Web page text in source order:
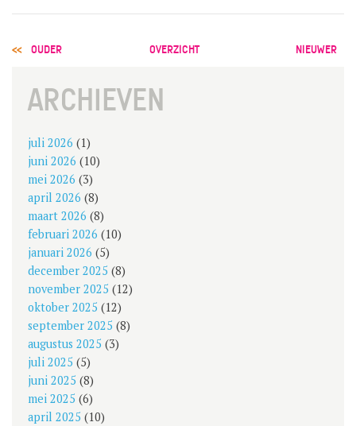
POST
NAVIGATION
OUDER OVERZICHT NIEUWER
ARCHIEVEN
juli 2026 (1)
juni 2026 (10)
mei 2026 (3)
april 2026 (8)
maart 2026 (8)
februari 2026 (10)
januari 2026 (5)
december 2025 (8)
november 2025 (12)
oktober 2025 (12)
september 2025 (8)
augustus 2025 (3)
juli 2025 (5)
juni 2025 (8)
mei 2025 (6)
april 2025 (10)